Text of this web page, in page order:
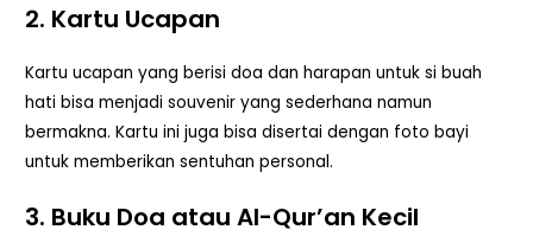
2. Kartu Ucapan
Kartu ucapan yang berisi doa dan harapan untuk si buah
hati bisa menjadi souvenir yang sederhana namun
bermakna. Kartu ini juga bisa disertai dengan foto bayi
untuk memberikan sentuhan personal.
3. Buku Doa atau Al-Qur’an Kecil